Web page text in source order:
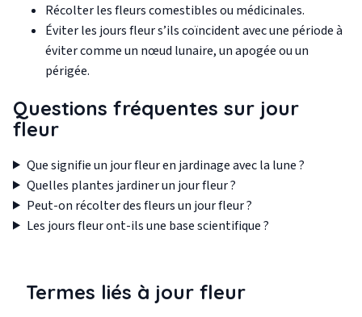
Récolter les fleurs comestibles ou médicinales.
Éviter les jours fleur s’ils coïncident avec une période à
éviter comme un nœud lunaire, un apogée ou un
périgée.
Questions fréquentes sur jour
fleur
Que signifie un jour fleur en jardinage avec la lune ?
Quelles plantes jardiner un jour fleur ?
Peut-on récolter des fleurs un jour fleur ?
Les jours fleur ont-ils une base scientifique ?
Termes liés à jour fleur